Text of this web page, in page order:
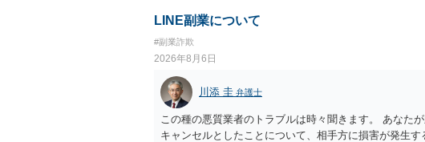
LINE副業について
#副業詐欺
2026年8月6日
川添 圭 弁護士
この種の悪質業者のトラブルは時々聞きます。 あなた
キャンセルとしたことについて、相手方に損害が発生